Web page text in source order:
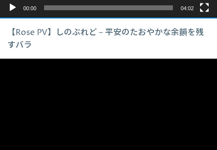
00:00 04:02
【Rose PV】しのぶれど – 平安のたおやかな余韻を残
すバラ